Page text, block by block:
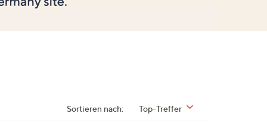
Sortieren nach: Top-Treffer